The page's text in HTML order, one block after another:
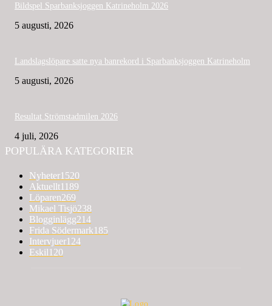
Bildspel Sparbanksjoggen Katrineholm 2026
5 augusti, 2026
Landslagslöpare satte nya banrekord i Sparbanksjoggen Katrineholm
5 augusti, 2026
Resultat Strömstadmilen 2026
4 juli, 2026
POPULÄRA KATEGORIER
Nyheter1520
Aktuellt1189
Löparen269
Mikael Tisjö238
Blogginlägg214
Frida Södermark185
Intervjuer124
Eskil120